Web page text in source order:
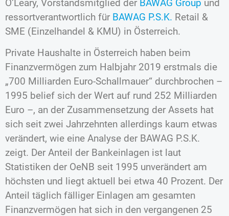
O’Leary, Vorstandsmitglied der BAWAG Group und
ressortverantwortlich für BAWAG P.S.K. Retail &
SME (Einzelhandel & KMU) in Österreich.
Private Haushalte in Österreich haben beim
Finanzvermögen zum Halbjahr 2019 erstmals die
„700 Milliarden Euro-Schallmauer“ durchbrochen –
1995 belief sich der Wert auf rund 252 Milliarden
Euro –, an der Zusammensetzung der Assets hat
sich seit zwei Jahrzehnten allerdings kaum etwas
verändert, wie eine Analyse der BAWAG P.S.K.
zeigt. Der Anteil der Bankeinlagen ist laut
Statistiken der OeNB seit 1995 unverändert am
höchsten und liegt aktuell bei etwa 40 Prozent. Der
Anteil täglich fälliger Einlagen am gesamten
Finanzvermögen hat sich in den vergangenen 25